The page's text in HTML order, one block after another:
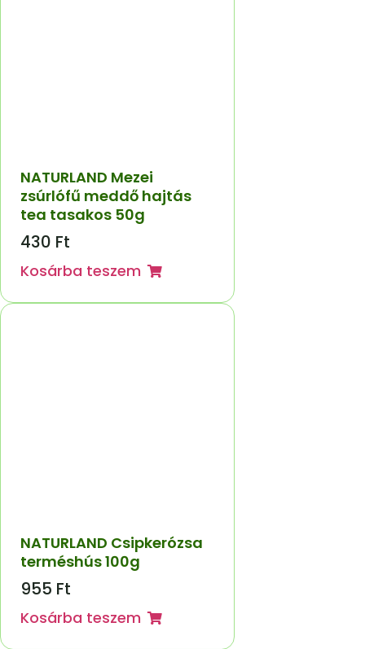
NATURLAND Mezei
zsúrlófű meddő hajtás
tea tasakos 50g
430 Ft
Kosárba teszem
NATURLAND Csipkerózsa
terméshús 100g
955 Ft
Kosárba teszem